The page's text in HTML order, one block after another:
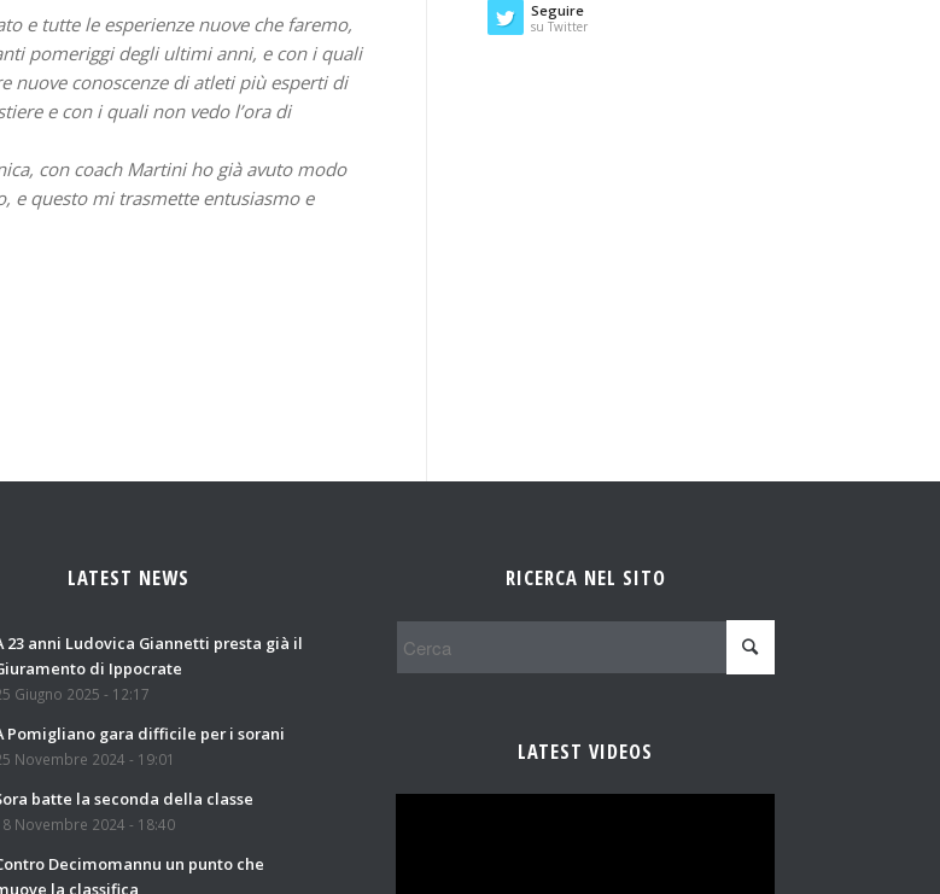
e tutte le esperienze nuove che faremo,
pomeriggi degli ultimi anni, e con i quali
nuove conoscenze di atleti più esperti di
e con i quali non vedo l’ora di
con coach Martini ho già avuto modo
e questo mi trasmette entusiasmo e
Seguire
su Twitter
LATEST NEWS
23 anni Ludovica Giannetti presta già il
di Ippocrate
Giugno 2025 - 12:17
Pomigliano gara difficile per i sorani
Novembre 2024 - 19:01
batte la seconda della classe
Novembre 2024 - 18:40
Decimomannu un punto che
la classifica
RICERCA NEL SITO
LATEST VIDEOS